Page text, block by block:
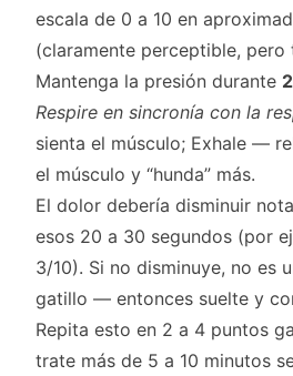
escala de 0 a 10 en
(claramente perceptible, pero
Mantenga la presión durante
Respire en sincronía con la
sienta el músculo; Exhale —
el músculo y “hunda” más.
El dolor debería disminuir
esos 20 a 30 segundos (por
3/10). Si no disminuye, no es
gatillo — entonces suelte y
Repita esto en 2 a 4 puntos
trate más de 5 a 10 minutos